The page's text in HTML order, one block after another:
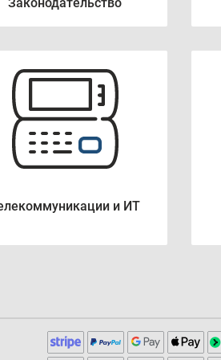
и ИТ